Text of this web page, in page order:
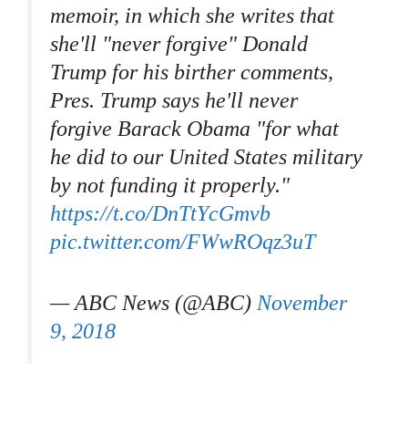
memoir, in which she writes that
she'll "never forgive" Donald
Trump for his birther comments,
Pres. Trump says he'll never
forgive Barack Obama "for what
he did to our United States military
by not funding it properly."
https://t.co/DnTtYcGmvb
pic.twitter.com/FWwROqz3uT
— ABC News (@ABC) November
9, 2018